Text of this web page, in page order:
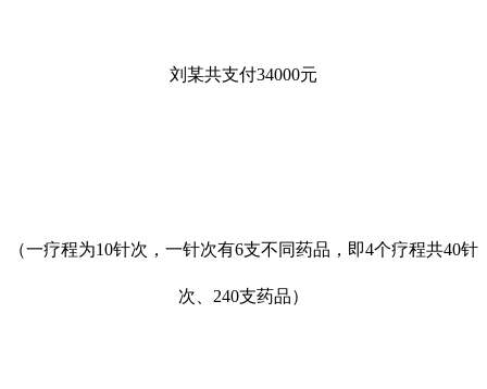
刘某共支付34000元
（一疗程为10针次，一针次有6支不同药品，即4个疗程共40针
次、240支药品）